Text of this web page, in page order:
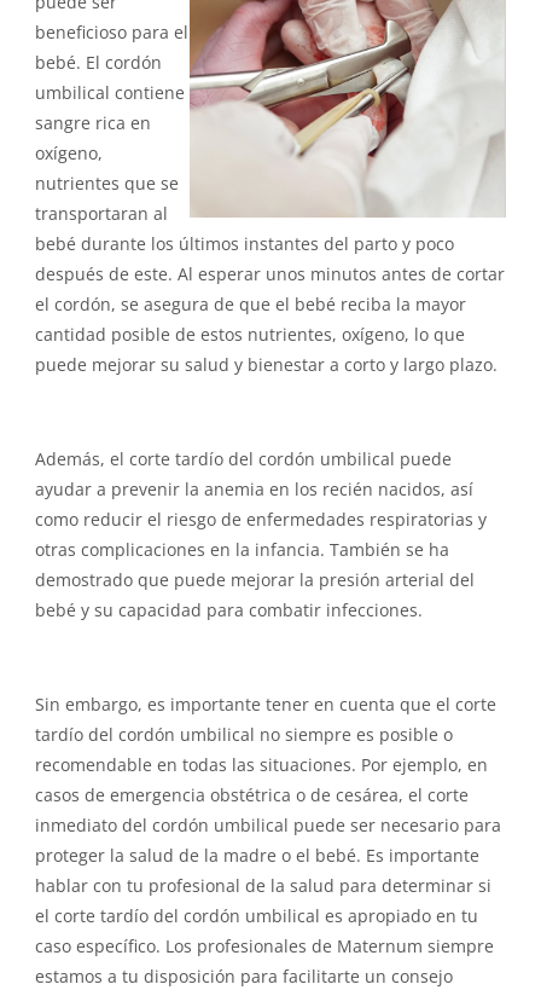
beneficioso para el
bebé. El cordón
umbilical contiene
sangre rica en
oxígeno,
nutrientes que se
transportaran al
bebé durante los últimos instantes del parto y poco
después de este. Al esperar unos minutos antes de cortar
el cordón, se asegura de que el bebé reciba la mayor
cantidad posible de estos nutrientes, oxígeno, lo que
puede mejorar su salud y bienestar a corto y largo plazo.
Además, el corte tardío del cordón umbilical puede
ayudar a prevenir la anemia en los recién nacidos, así
como reducir el riesgo de enfermedades respiratorias y
otras complicaciones en la infancia. También se ha
demostrado que puede mejorar la presión arterial del
bebé y su capacidad para combatir infecciones.
Sin embargo, es importante tener en cuenta que el corte
tardío del cordón umbilical no siempre es posible o
recomendable en todas las situaciones. Por ejemplo, en
casos de emergencia obstétrica o de cesárea, el corte
inmediato del cordón umbilical puede ser necesario para
proteger la salud de la madre o el bebé. Es importante
hablar con tu profesional de la salud para determinar si
el corte tardío del cordón umbilical es apropiado en tu
caso específico. Los profesionales de Maternum siempre
estamos a tu disposición para facilitarte un consejo